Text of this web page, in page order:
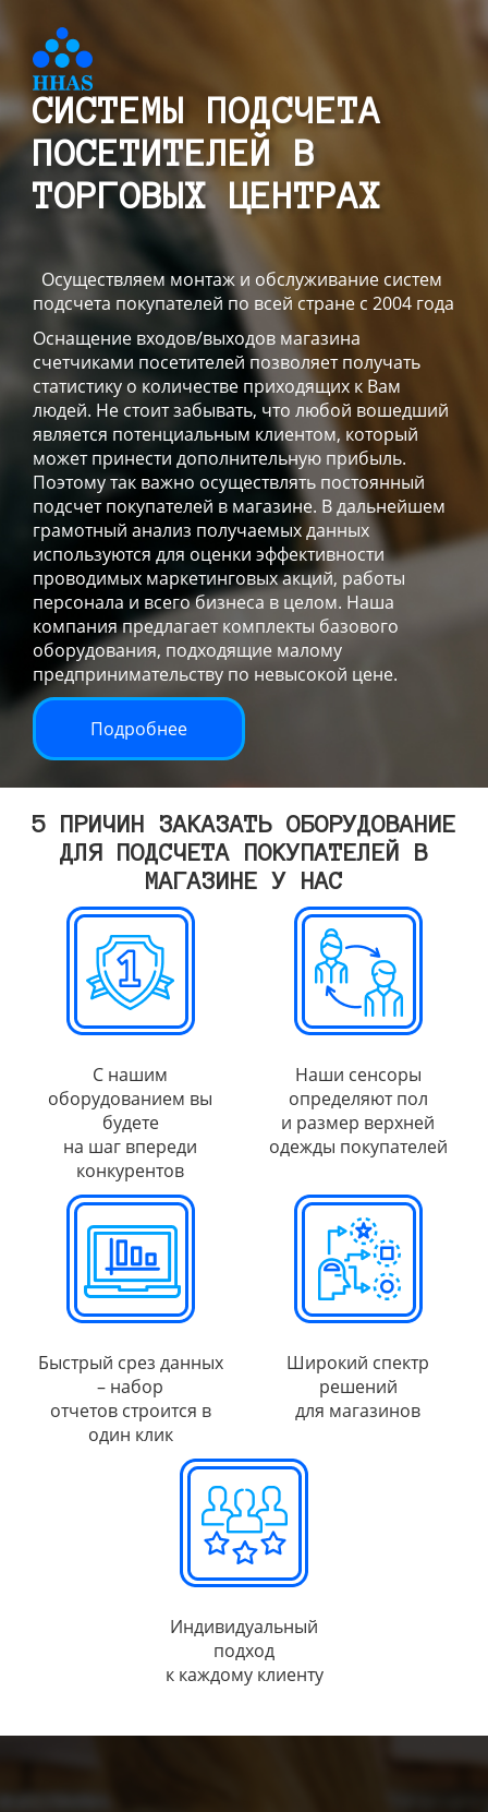
СИСТЕМЫ ПОДСЧЕТА
ПОСЕТИТЕЛЕЙ В
ТОРГОВЫХ ЦЕНТРАХ
Осуществляем монтаж и обслуживание систем
подсчета покупателей по всей стране с 2004 года
Оснащение входов/выходов магазина
счетчиками посетителей позволяет получать
статистику о количестве приходящих к Вам
людей. Не стоит забывать, что любой вошедший
является потенциальным клиентом, который
может принести дополнительную прибыль.
Поэтому так важно осуществлять постоянный
подсчет покупателей в магазине. В дальнейшем
грамотный анализ получаемых данных
используются для оценки эффективности
проводимых маркетинговых акций, работы
персонала и всего бизнеса в целом. Наша
компания предлагает комплекты базового
оборудования, подходящие малому
предпринимательству по невысокой цене.
Подробнее
5 ПРИЧИН ЗАКАЗАТЬ ОБОРУДОВАНИЕ
ДЛЯ ПОДСЧЕТА ПОКУПАТЕЛЕЙ В
МАГАЗИНЕ У НАС
С нашим
оборудованием вы
будете
на шаг впереди
конкурентов
Наши сенсоры
определяют пол
и размер верхней
одежды покупателей
Быстрый срез данных
– набор
отчетов строится в
один клик
Широкий спектр
решений
для магазинов
Индивидуальный
подход
к каждому клиенту